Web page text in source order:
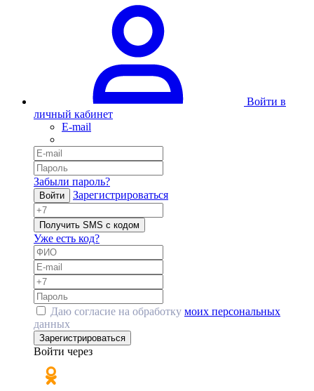
Войти в
личный кабинет
E-mail
Забыли пароль?
Войти Зарегистрироваться
Получить SMS с кодом
Уже есть код?
Даю согласие на обработку моих персональных
данных
Зарегистрироваться
Войти через